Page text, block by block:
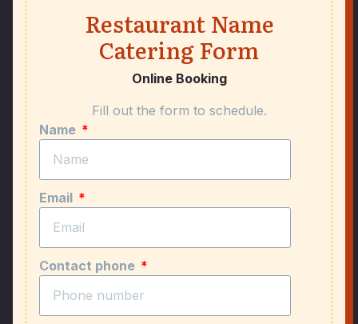
Restaurant Name
Catering Form
Online Booking
Fill out the form to schedule.
Name
Email
Contact phone